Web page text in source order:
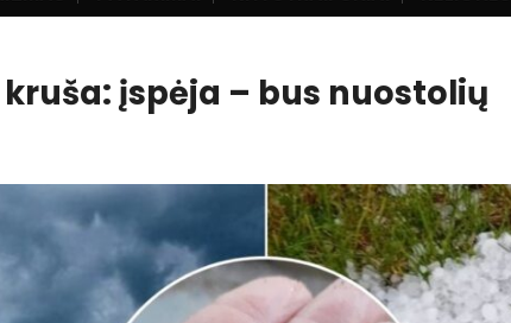
įspėja – bus nuostolių